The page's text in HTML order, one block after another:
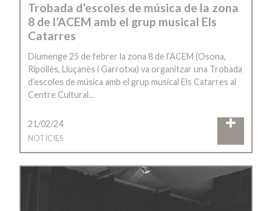
Trobada d’escoles de música de la zona
8 de l’ACEM amb el grup musical Els
Catarres
Diumenge 25 de febrer la zona 8 de l’ACEM (Osona,
Ripollès, Lluçanès i Garrotxa) va organitzar una Trobada
d’escoles de música amb el grup musical Els Catarres al
Centre Cultural…
21/02/24
NOTÍCIES